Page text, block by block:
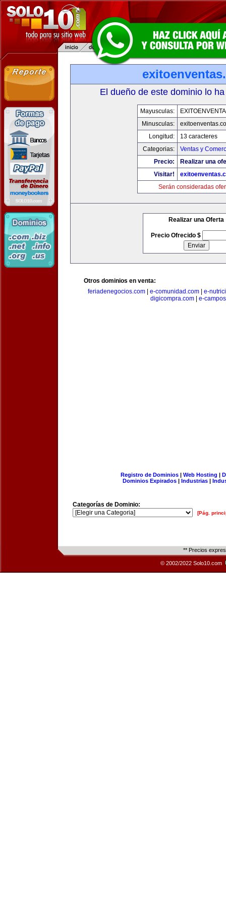
El dueño de este dominio lo
Mayusculas:
Minusculas:
Longitud:
13 caracteres
Categorias:
Ventas y
Precio:
Realizar una
Visitar!
Serán consideradas
Realizar una Oferta
Precio Ofrecido $
Otros dominios en venta:
feriadenegocios.com| e-comunidad.com| e-
digicompra.com
e-
Registro de Dominios| Web Hosting |
Dominios Expirados | Industrias |
Categorías de Dominio:
[Pág.
** Precios
© 2002/2022 Solo10.com